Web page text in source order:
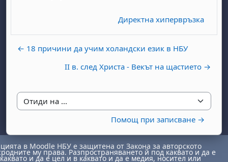
Директна хипервръзка
← 18 причини да учим холандски език в НБУ
II в. след Христа - Векът на щастието →
Отиди на ...
Помощ при записване →
в Moodle НБУ е защитена от Закона за авторското
му права. Разпространяването й под каквато и да е
и да е цел и в каквато и да е медия, носител или